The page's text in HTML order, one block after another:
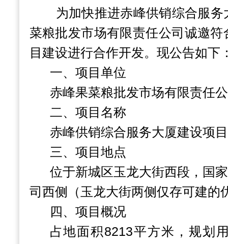
为加快推进赤峰供销综合服
菜粮批发市场有限责任公司诚邀
目建设进行合作开发。现公告如下
一、项目单位
赤峰果菜粮批发市场有限责任
二、项目名称
赤峰供销综合服务大厦建设项目
三、项目地点
位于新城区玉龙大街西段，国
司西侧（玉龙大街两侧仅存可建的
四、项目概况
占地面积8213平方米，规划